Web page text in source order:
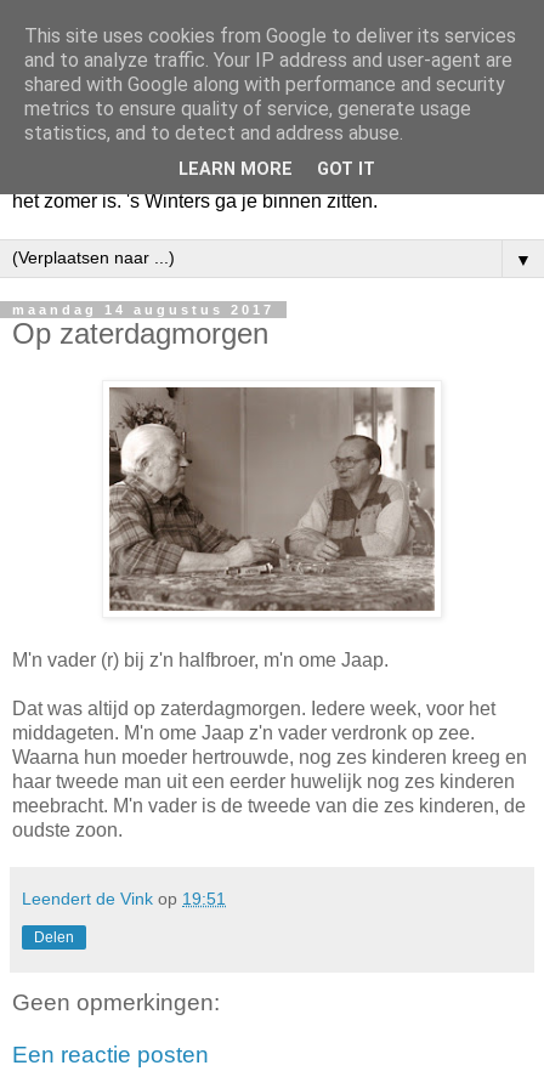
Huize Zeezicht
Als het lente is, lees ik een krant op een terras en drink een
latte uit een glas. Of om het even een boek met een
cappuccino of een dubbele espresso. Maar dat kan ook als
het zomer is. 's Winters ga je binnen zitten.
▼
maandag 14 augustus 2017
Op zaterdagmorgen
M'n vader (r) bij z'n halfbroer, m'n ome Jaap.
Dat was altijd op zaterdagmorgen. Iedere week, voor het
middageten. M'n ome Jaap z'n vader verdronk op zee.
Waarna hun moeder hertrouwde, nog zes kinderen kreeg en
haar tweede man uit een eerder huwelijk nog zes kinderen
meebracht. M'n vader is de tweede van die zes kinderen, de
oudste zoon.
Leendert de Vink op 19:51
Delen
Geen opmerkingen:
Een reactie posten
This site uses cookies from Google to deliver its services
and to analyze traffic. Your IP address and user-agent are
shared with Google along with performance and security
metrics to ensure quality of service, generate usage
statistics, and to detect and address abuse.
LEARN MORE GOT IT